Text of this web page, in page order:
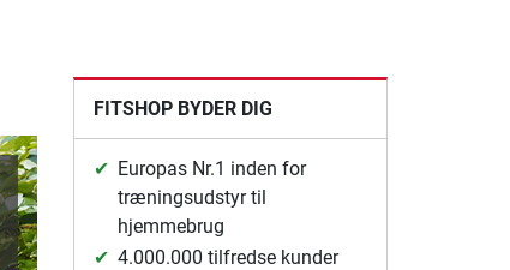
FITSHOP BYDER DIG
Europas Nr.1 inden for
træningsudstyr til
hjemmebrug
4.000.000 tilfredse kunder